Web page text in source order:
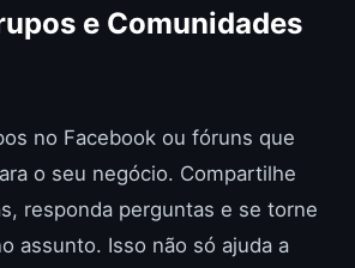
e Comunidades
no Facebook ou fóruns que
o seu negócio. Compartilhe
responda perguntas e se torne
assunto. Isso não só ajuda a